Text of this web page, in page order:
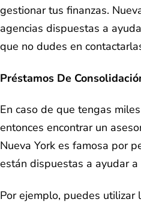
gestionar tus finanzas.
agencias dispuestas a
que no dudes en
Préstamos De
En caso de que tengas
entonces encontrar un
Nueva York es famosa por
están dispuestas a ayudar a
Por ejemplo, puedes